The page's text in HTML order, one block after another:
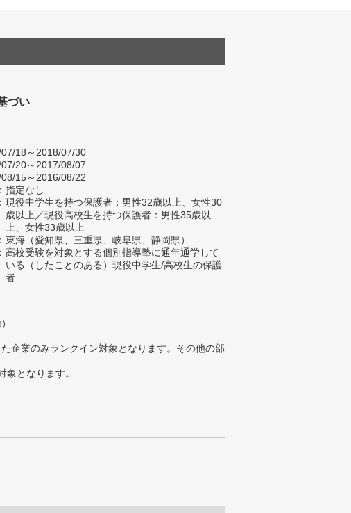
づい
18～2018/07/30
20～2017/08/07
15～2016/08/22
指定なし
現役中学生を持つ保護者：男性32歳以上、女性30
歳以上／現役高校生を持つ保護者：男性35歳以
上、女性33歳以上
東海（愛知県、三重県、岐阜県、静岡県）
高校受験を対象とする個別指導塾に通年通学して
いる（したことのある）現役中学生/高校生の保護
者
企業のみランクイン対象となります。その他の部
となります。